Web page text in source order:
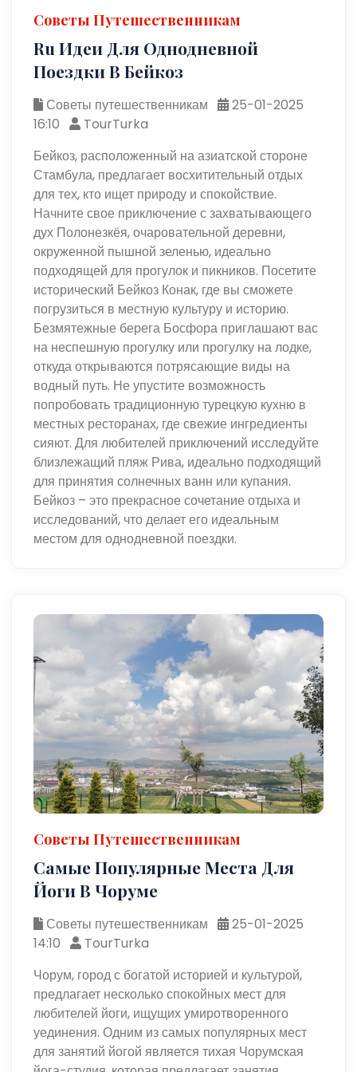
Советы Путешественникам
Ru Идеи Для Однодневной
Поездки В Бейкоз
Советы путешественникам
25-01-2025
16:10
TourTurka
Бейкоз, расположенный на азиатской стороне
Стамбула, предлагает восхитительный отдых
для тех, кто ищет природу и спокойствие.
Начните свое приключение с захватывающего
дух Полонезкёя, очаровательной деревни,
окруженной пышной зеленью, идеально
подходящей для прогулок и пикников. Посетите
исторический Бейкоз Конак, где вы сможете
погрузиться в местную культуру и историю.
Безмятежные берега Босфора приглашают вас
на неспешную прогулку или прогулку на лодке,
откуда открываются потрясающие виды на
водный путь. Не упустите возможность
попробовать традиционную турецкую кухню в
местных ресторанах, где свежие ингредиенты
сияют. Для любителей приключений исследуйте
близлежащий пляж Рива, идеально подходящий
для принятия солнечных ванн или купания.
Бейкоз – это прекрасное сочетание отдыха и
исследований, что делает его идеальным
местом для однодневной поездки.
Советы Путешественникам
Самые Популярные Места Для
Йоги В Чоруме
Советы путешественникам
25-01-2025
14:10
TourTurka
Чорум, город с богатой историей и культурой,
предлагает несколько спокойных мест для
любителей йоги, ищущих умиротворенного
уединения. Одним из самых популярных мест
для занятий йогой является тихая Чорумская